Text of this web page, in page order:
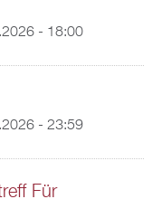
- 18:00
- 23:59
Für